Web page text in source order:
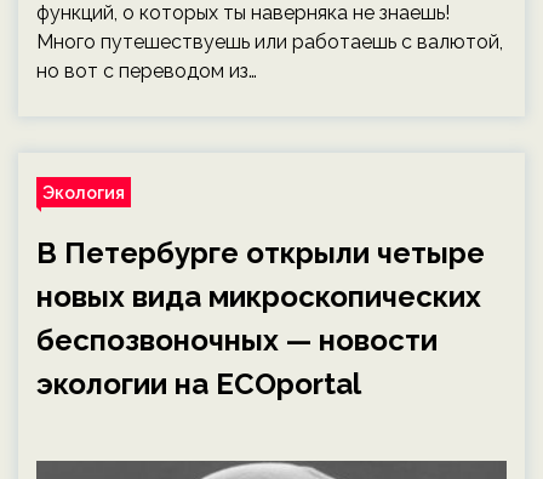
функций, о которых ты наверняка не знаешь!
Много путешествуешь или работаешь с валютой,
но вот с переводом из…
Экология
В Петербурге открыли четыре
новых вида микроскопических
беспозвоночных — новости
экологии на ECOportal